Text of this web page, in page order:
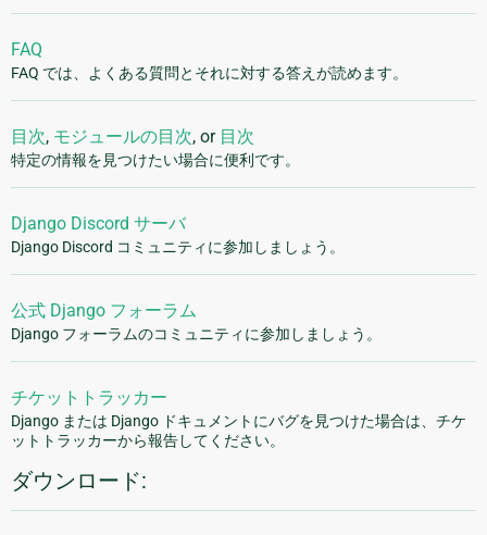
FAQ
FAQ では、よくある質問とそれに対する答えが読めます。
目次, モジュールの目次, or 目次
特定の情報を見つけたい場合に便利です。
Django Discord サーバ
Django Discord コミュニティに参加しましょう。
公式 Django フォーラム
Django フォーラムのコミュニティに参加しましょう。
チケットトラッカー
Django または Django ドキュメントにバグを見つけた場合は、チケ
ットトラッカーから報告してください。
ダウンロード: